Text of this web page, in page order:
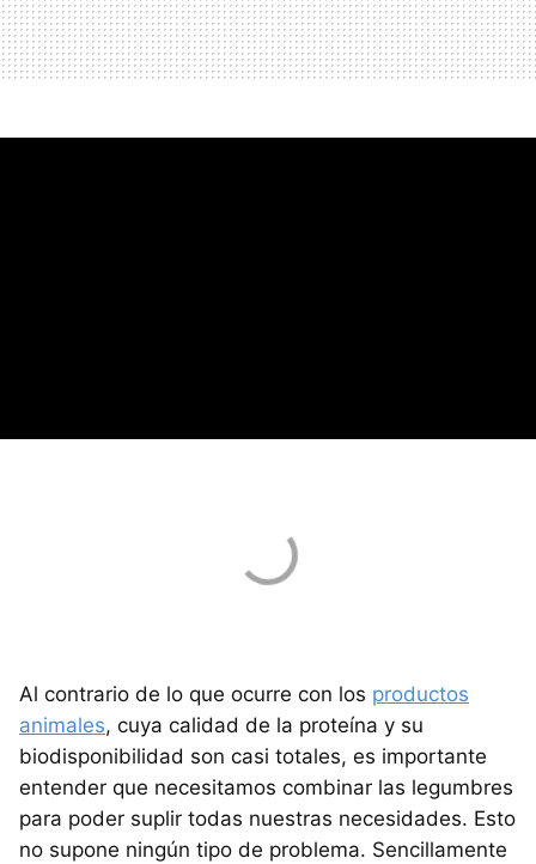
Al contrario de lo que ocurre con los productos
animales, cuya calidad de la proteína y su
biodisponibilidad son casi totales, es importante
entender que necesitamos combinar las legumbres
para poder suplir todas nuestras necesidades. Esto
no supone ningún tipo de problema. Sencillamente